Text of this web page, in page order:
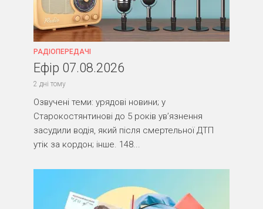
РАДІОПЕРЕДАЧІ
Ефір 07.08.2026
2 дні тому
Озвучені теми: урядові новини; у
Старокостянтинові до 5 років ув’язнення
засудили водія, який після смертельної ДТП
утік за кордон; інше. 148...